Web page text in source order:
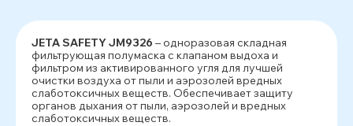
JETA SAFETY JM9326 – одноразовая складная
фильтрующая полумаска с клапаном выдоха и
фильтром из активированного угля для лучшей
очистки воздуха от пыли и аэрозолей вредных
слаботоксичных веществ. Обеспечивает защиту
органов дыхания от пыли, аэрозолей и вредных
слаботоксичных веществ.